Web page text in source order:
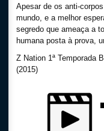
Apesar de os anti-
mundo, e a melhor
segredo que ameaça a
humana posta à prova,
Z Nation 1ª Temporada
(2015)